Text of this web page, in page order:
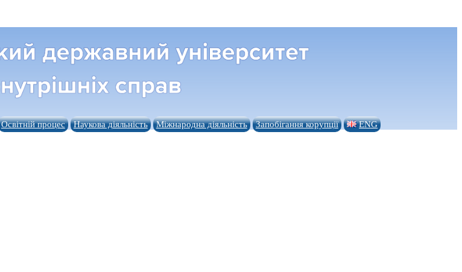
Освітній процес Наукова діяльність Міжнародна діяльність Запобігання корупції ENG